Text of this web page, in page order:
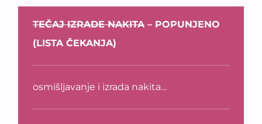
TEČAJ IZRADE NAKITA– POPUNJENO
(LISTA ČEKANJA)
osmišljavanje i izrada nakita…